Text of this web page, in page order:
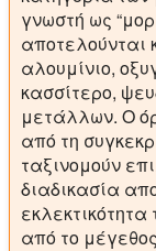
γνωστή ως
αποτελούνται
αλουμίνιο,
κασσίτερο,
μετάλλων. Ο
από τη
ταξινομούν
διαδικασία
από το